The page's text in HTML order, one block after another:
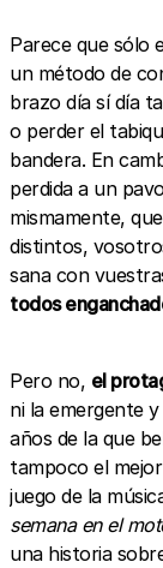
Parece que sólo
un método de
brazo día sí día
o perder el
bandera. En
perdida a un
mismamente,
distintos,
sana con
todos
Pero no, el
ni la emergente
años de la que
tampoco el
juego de la
semana en el
una historia